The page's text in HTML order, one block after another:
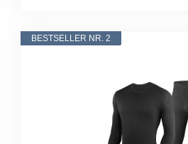
BESTSELLER NR. 2